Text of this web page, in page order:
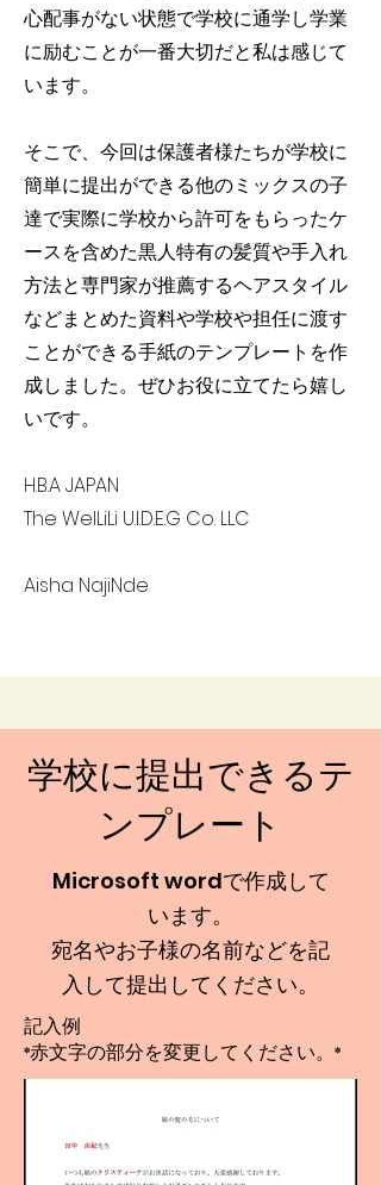
心配事がない状態で学校に通学し学業
に励むことが一番大切だと私は感じて
います。
そこで、今回は保護者様たちが学校に
簡単に提出ができる他のミックスの子
達で実際に学校から許可をもらったケ
ースを含めた黒人特有の髪質や手入れ
方法と専門家が推薦するヘアスタイル
などまとめた資料や学校や担任に渡す
ことができる手紙のテンプレートを作
成しました。ぜひお役に立てたら嬉し
いです。
H.B.A JAPAN
The WelLiLi U.I.D.E.G Co. LLC
Aisha NajiNde
​学校に提出できるテ
ンプレート
Microsoft wordで作成して
います。
宛名やお子様の名前などを記
入して提出してください。
​記入例
*赤文字の部分を変更してください。*